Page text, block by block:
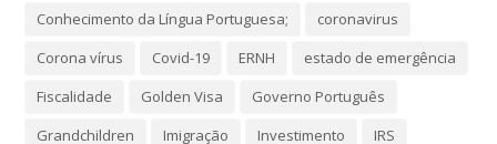
Conhecimento da Língua Portuguesa;
coronavirus
Corona vírus
Covid-19 ERNH
estado de emergência
Fiscalidade
Golden Visa
Governo Português
Grandchildren
Imigração Investimento
IRS